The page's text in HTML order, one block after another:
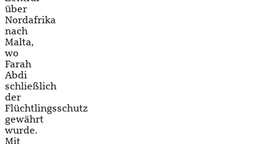
über
Nordafrika
nach
Malta,
wo
Farah
Abdi
schließlich
der
Flüchtlingsschutz
gewährt
wurde.
Mit